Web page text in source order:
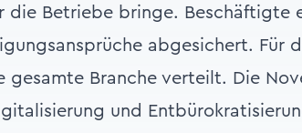
die Betriebe bringe. Beschäftigte
abgesichert. Für
gesamte Branche verteilt. Die
und